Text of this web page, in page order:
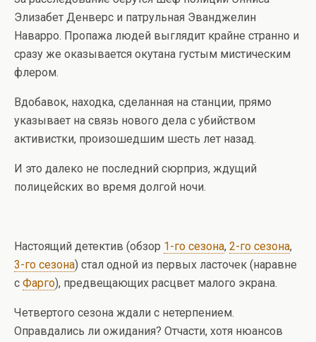
Элизабет Денверс и патрульная Эванджелин
Наварро. Пропажа людей выглядит крайне странно и
сразу же оказывается окутана густым мистическим
флером.
Вдобавок, находка, сделанная на станции, прямо
указывает на связь нового дела с убийством
активистки, произошедшим шесть лет назад.
И это далеко не последний сюрприз, ждущий
полицейских во время долгой ночи.
Настоящий детектив (обзор 1-го сезона, 2-го сезона,
3-го сезона) стал одной из первых ласточек (наравне
с Фарго), предвещающих расцвет малого экрана.
Четвертого сезона ждали с нетерпением.
Оправдались ли ожидания? Отчасти, хотя нюансов